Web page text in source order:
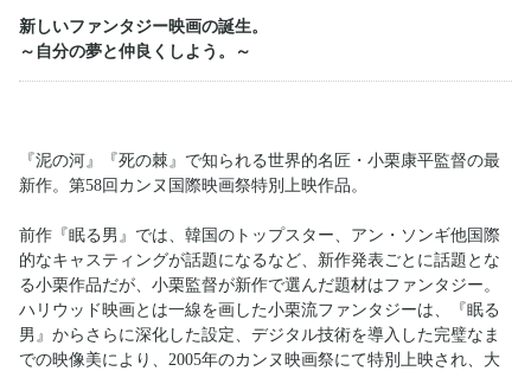
新しいファンタジー映画の誕生。
～自分の夢と仲良くしよう。～
『泥の河』『死の棘』で知られる世界的名匠・小栗康平監督の最
新作。第58回カンヌ国際映画祭特別上映作品。
前作『眠る男』では、韓国のトップスター、アン・ソンギ他国際
的なキャスティングが話題になるなど、新作発表ごとに話題とな
る小栗作品だが、小栗監督が新作で選んだ題材はファンタジー。
ハリウッド映画とは一線を画した小栗流ファンタジーは、『眠る
男』からさらに深化した設定、デジタル技術を導入した完璧なま
での映像美により、2005年のカンヌ映画祭にて特別上映され、大